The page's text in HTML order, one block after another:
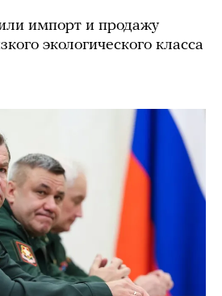
импорт и продажу
экологического класса